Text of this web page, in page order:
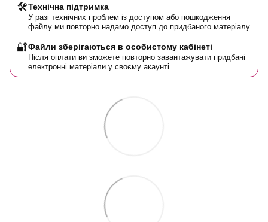
🛠️Технічна підтримка
У разі технічних проблем із доступом або пошкодження
файлу ми повторно надамо доступ до придбаного матеріалу.
🔐Файли зберігаються в особистому кабінеті
Після оплати ви зможете повторно завантажувати придбані
електронні матеріали у своєму акаунті.